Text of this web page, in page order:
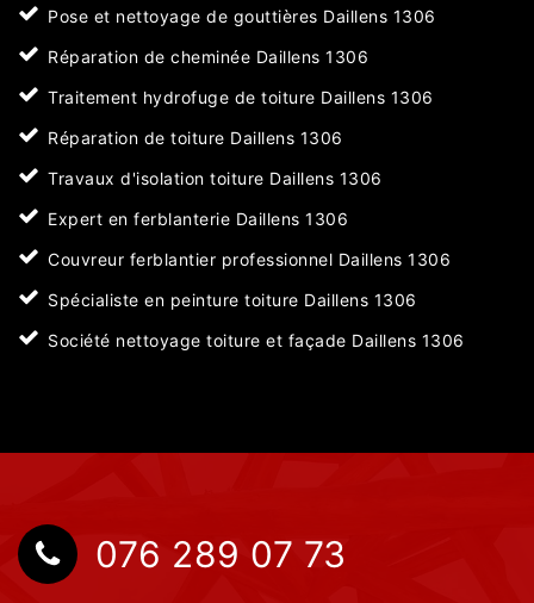
Pose et nettoyage de gouttières Daillens 1306
Réparation de cheminée Daillens 1306
Traitement hydrofuge de toiture Daillens 1306
Réparation de toiture Daillens 1306
Travaux d'isolation toiture Daillens 1306
Expert en ferblanterie Daillens 1306
Couvreur ferblantier professionnel Daillens 1306
Spécialiste en peinture toiture Daillens 1306
Société nettoyage toiture et façade Daillens 1306
076 289 07 73